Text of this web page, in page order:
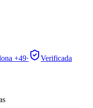
+49·
Verificada